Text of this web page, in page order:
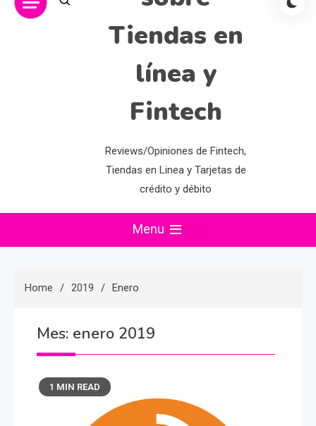
Tiendas en
línea y
Fintech
Reviews/Opiniones de Fintech,
Tiendas en Linea y Tarjetas de
crédito y débito
Menu
Home 2019 Enero
Mes: enero 2019
1 MIN READ